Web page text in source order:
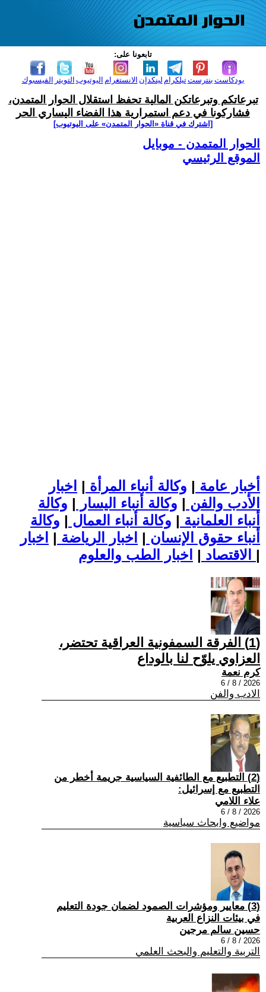
تابعونا على:
الفيسبوك التويتر اليوتيوب الانستغرام لينكدإن تيلكرامبنترست بودكاست
تبرعاتكم وتبرعاتكن المالية تحفظ استقلال الحوار المتمدن،
فشاركونا في دعم استمرارية هذا الفضاء اليساري الحر
[اشترك في قناة ‫«الحوار المتمدن» على اليوتيوب]
الحوار المتمدن - موبايل
الموقع الرئيسي
أخبار عامة | وكالة أنباء المرأة | اخبار
الأدب والفن | وكالة أنباء اليسار | وكالة
أنباء العلمانية | وكالة أنباء العمال | وكالة
أنباء حقوق الإنسان | اخبار الرياضة | اخبار
الاقتصاد | |
(1) الفرقة السمفونية العراقية تحتضر،
العزاوي يلوّح لنا بالوداع
كرم نعمة
2026 / 8 / 6
الادب والفن
(2) التطبيع مع الطائفية السياسية جريمة أخطر من
التطبيع مع إسرائيل:
علاء اللامي
2026 / 8 / 6
مواضيع وابحاث سياسية
(3) معايير ومؤشرات الصمود لضمان جودة التعليم
في بيئات النزاع العربية
حسين سالم مرجين
2026 / 8 / 6
التربية والتعليم والبحث العلمي